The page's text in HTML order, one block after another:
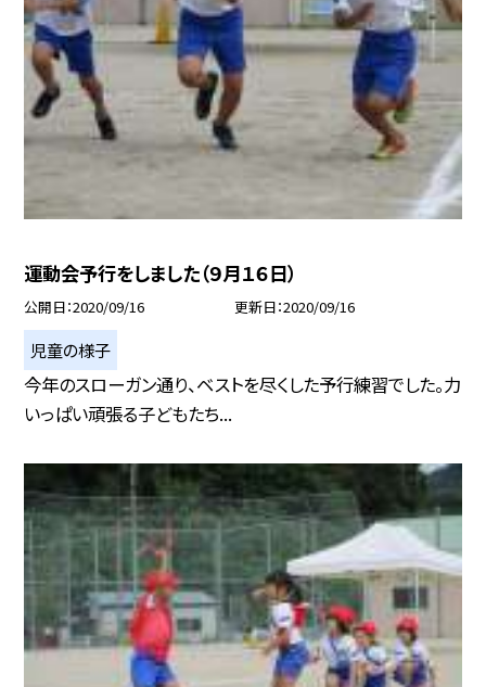
運動会予行をしました（９月１６日）
公開日 2020/09/16 更新日 2020/09/16
児童の様子
今年のスローガン通り、ベストを尽くした予行練習でした。力
いっぱい頑張る子どもたち...